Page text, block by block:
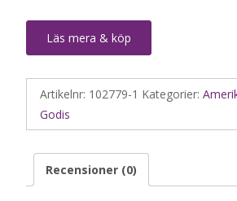
Läs mera & köp
Artikelnr: 102779-1 Kategorier:
Godis
Recensioner (0)